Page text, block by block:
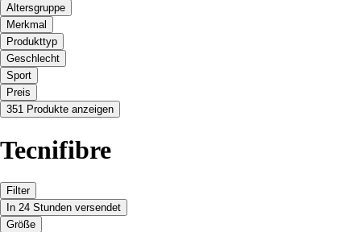
Altersgruppe
Merkmal
Produkttyp
Geschlecht
Sport
Preis
351 Produkte anzeigen
Tecnifibre
Filter
In 24 Stunden versendet
Größe